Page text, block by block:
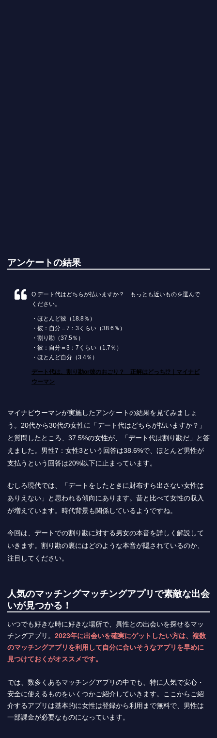
アンケートの結果
Q.デート代はどちらが払いますか？ もっとも近いものを選んで
ください。
・ほとんど彼（18.8％）
・彼：自分＝7：3くらい（38.6％）
・割り勘（37.5％）
・彼：自分＝3：7くらい（1.7％）
・ほとんど自分（3.4％）
デート代は、割り勘or彼のおごり？ 正解はどっち!?｜マイナビ
ウーマン
マイナビウーマンが実施したアンケートの結果を見てみましょ
う。20代から30代の女性に「デート代はどちらが払いますか？」
と質問したところ、37.5%の女性が、「デート代は割り勘だ」と答
えました。男性7：女性3という回答は38.6%で、ほとんど男性が
支払うという回答は20%以下に止まっています。
むしろ現代では、「デートをしたときに財布すら出さない女性は
ありえない」と思われる傾向にあります。昔と比べて女性の収入
が増えています。時代背景も関係しているようですね。
今回は、デートでの割り勘に対する男女の本音を詳しく解説して
いきます。割り勘の裏にはどのような本音が隠されているのか、
注目してください。
人気のマッチングマッチングアプリで素敵な出会
いが見つかる！
いつでも好きな時に好きな場所で、異性との出会いを探せるマッ
チングアプリ。 2023年に出会いを確実にゲットしたい方は、複数
のマッチングアプリを利用して自分に合いそうなアプリを早めに
見つけておくがオススメです。
では、数多くあるマッチングアプリの中でも、特に人気で安心・
安全に使えるものをいくつかご紹介していきます。ここからご紹
介するアプリは基本的に女性は登録から利用まで無料で、男性は
一部課金が必要なものになっています。